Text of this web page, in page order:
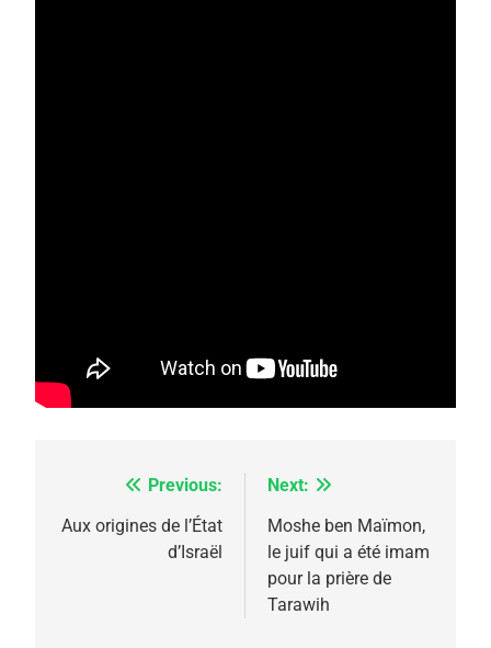
Navigation
de
Previous:
Aux origines de l’État
d’Israël
Next:
Moshe ben Maïmon,
le juif qui a été imam
pour la prière de
Tarawih
meurtrière selon le
rapport d’ADL contre
FRANCE ISRAÉL
FIÈRE, DIGNE ET RÉSILIENTE :
POURQUOI JE REVENDIQUE
MA JUDAÏTE par Thérèse
Zrihen-Dvir
ISRAÉL JUDAISME